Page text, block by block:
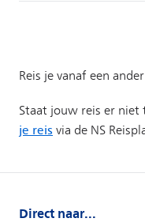
Direct naar...